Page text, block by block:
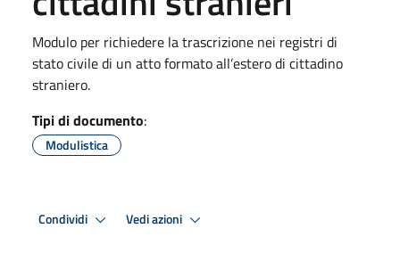
Modulo per richiedere la trascrizione nei registri di
stato civile di un atto formato all’estero di cittadino
straniero.
Tipi di documento:
Modulistica
Condividi Vedi azioni